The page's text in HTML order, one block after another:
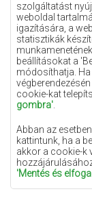
szolgáltatást
weboldal
igazítására, a
statisztikák
beállításokat a
módosíthatja. Ha
cookie-kat
gombra'
Abban az
kattintunk, ha a
akkor a cookie-k
'Mentés és